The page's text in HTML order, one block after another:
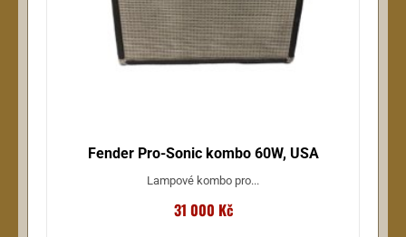
Fender Pro-Sonic kombo 60W, USA
Lampové kombo pro...
31 000 Kč